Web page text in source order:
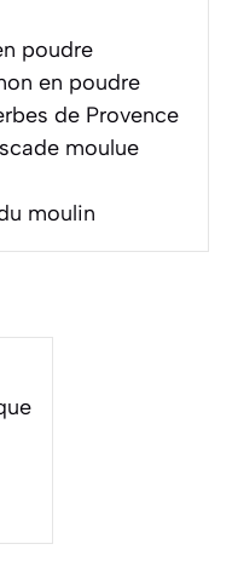
poudre
en poudre
de Provence
moulue
moulin